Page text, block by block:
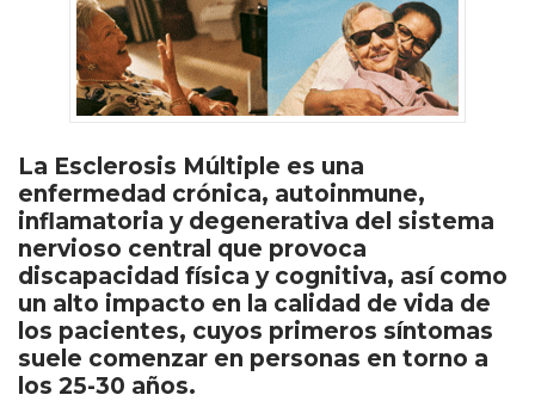
La Esclerosis Múltiple es una
enfermedad crónica, autoinmune,
inflamatoria y degenerativa del sistema
nervioso central que provoca
discapacidad física y cognitiva, así como
un alto impacto en la calidad de vida de
los pacientes, cuyos primeros síntomas
suele comenzar en personas en torno a
los 25-30 años.